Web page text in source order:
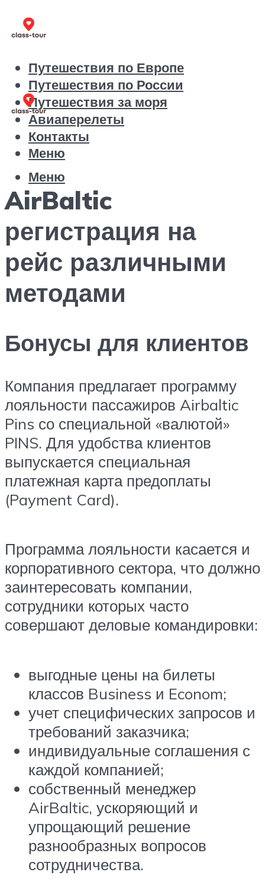
Путешествия по Европе
Путешествия по России
Путешествия за моря
Авиаперелеты
Контакты
Меню
Меню
AirBaltic
регистрация на
рейс различными
методами
Бонусы для клиентов
Компания предлагает программу
лояльности пассажиров Airbaltic
Pins со специальной «валютой»
PINS. Для удобства клиентов
выпускается специальная
платежная карта предоплаты
(Payment Card).
Программа лояльности касается и
корпоративного сектора, что должно
заинтересовать компании,
сотрудники которых часто
совершают деловые командировки:
выгодные цены на билеты
классов Business и Econom;
учет специфических запросов и
требований заказчика;
индивидуальные соглашения с
каждой компанией;
собственный менеджер
AirBaltic, ускоряющий и
упрощающий решение
разнообразных вопросов
сотрудничества.